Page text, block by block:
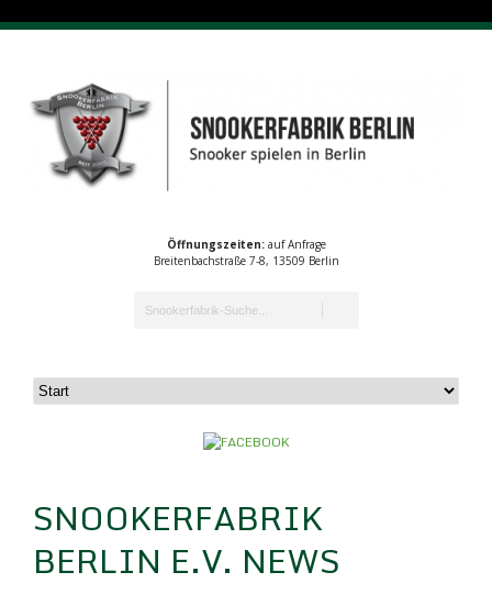
Öffnungszeiten:auf Anfrage
Breitenbachstraße 7-8, 13509 Berlin
SNOOKERFABRIK
BERLIN E.V. NEWS